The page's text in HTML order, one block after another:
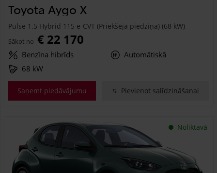
Toyota Aygo X
Pulse 1.5 Hybrid 115 e-CVT (Priekšējā piedziņa) (68 kW)
Sākot no € 22 170
Benzīna hibrīds
Automātiskā
68 kW
Saņemt piedāvājumu Pievienot salīdzināšanai
Noliktavā